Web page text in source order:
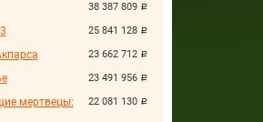
38 387 809 руб.
25 841 128 руб.
23 662 712 руб.
23 491 956 руб.
22 081 130 руб.
мертвецы: